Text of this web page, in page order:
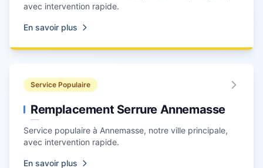
avec intervention rapide.
En savoir plus
Service Populaire
Remplacement Serrure Annemasse
Service populaire à Annemasse, notre ville principale,
avec intervention rapide.
En savoir plus